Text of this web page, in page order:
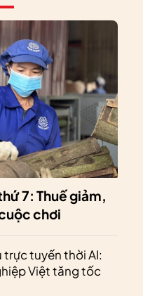
7: Thuế giảm,
chơi
trực tuyến thời AI:
Việt tăng tốc